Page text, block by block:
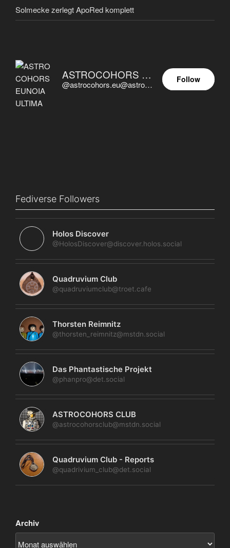
Solmecke zerlegt ApoRed komplett
ASTROCOHORS EUNOIA ULTIMA
@astrocohors.eu@astrocohors.eu
Follow
Fediverse Followers
Holos Discover
@HolosDiscover@discover.holos.social
Quadruvium Club
@quadruviumclub@troet.cafe
Thorsten Reimnitz
@thorsten_reimnitz@mstdn.social
Das Phantastische Projekt
@phanpro@det.social
ASTROCOHORS CLUB
@astrocohorsclub@mstdn.social
Quadruvium Club - Reports
@quadrivium_club@det.social
Archiv